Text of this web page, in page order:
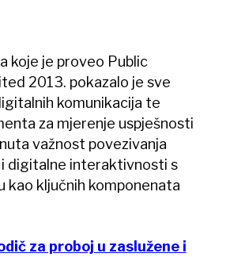
koje je proveo Public
2013. pokazalo je sve
komunikacija te
za mjerenje uspješnosti
važnost povezivanja
digitalne interaktivnosti s
kao ključnih komponenata
za proboj u zaslužene i